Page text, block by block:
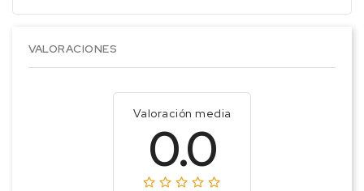
VALORACIONES
Valoración media
0.0